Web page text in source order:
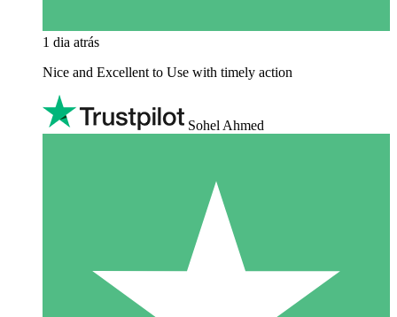
1 dia atrás
Nice and Excellent to Use with timely action
Sohel Ahmed